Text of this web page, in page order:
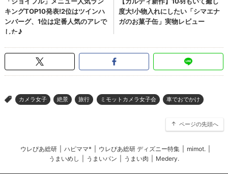
> カメラ女子 絶景 旅行 ミモットカメラ女子会 車でおでかけ
ページの先頭へ
ウレぴあ総研 ハピママ* ウレぴあ総研 ディズニー特集 mimot.
うまいめし
うまいパン うまい肉 Medery.